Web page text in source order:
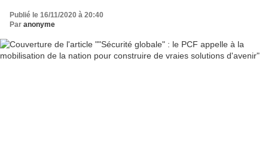
Publié le 16/11/2020 à 20:40
Par anonyme